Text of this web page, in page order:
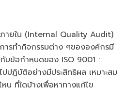
ใน (Internal Quality Audit)
ารทำกิจกรรมต่าง ๆขององค์กรมี
บข้อกำหนดของ ISO 9001 :
ปฏิบัติอย่างมีประสิทธิผล เหมาะสม
ที่ใดบ้างเพื่อหาทางแก้ไข